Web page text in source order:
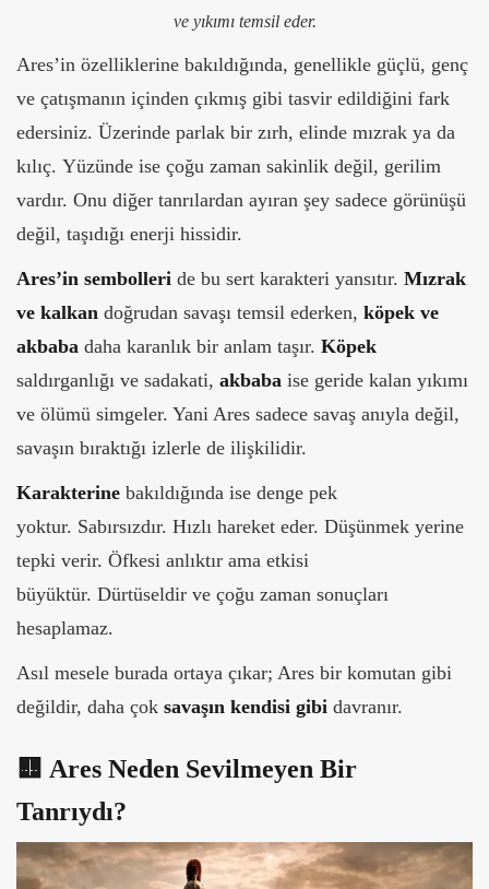
ve yıkımı temsil eder.
Ares’in özelliklerine bakıldığında, genellikle güçlü, genç
ve çatışmanın içinden çıkmış gibi tasvir edildiğini fark
edersiniz. Üzerinde parlak bir zırh, elinde mızrak ya da
kılıç. Yüzünde ise çoğu zaman sakinlik değil, gerilim
vardır. Onu diğer tanrılardan ayıran şey sadece görünüşü
değil, taşıdığı enerji hissidir.
Ares’in sembolleri de bu sert karakteri yansıtır. Mızrak
ve kalkan doğrudan savaşı temsil ederken, köpek ve
akbaba daha karanlık bir anlam taşır. Köpek
saldırganlığı ve sadakati, akbaba ise geride kalan yıkımı
ve ölümü simgeler. Yani Ares sadece savaş anıyla değil,
savaşın bıraktığı izlerle de ilişkilidir.
Karakterine bakıldığında ise denge pek
yoktur. Sabırsızdır. Hızlı hareket eder. Düşünmek yerine
tepki verir. Öfkesi anlıktır ama etkisi
büyüktür. Dürtüseldir ve çoğu zaman sonuçları
hesaplamaz.
Asıl mesele burada ortaya çıkar; Ares bir komutan gibi
değildir, daha çok savaşın kendisi gibi davranır.
🟨 Ares Neden Sevilmeyen Bir
Tanrıydı?